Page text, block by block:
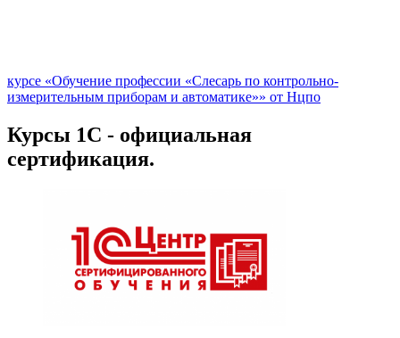
курсе «Обучение профессии «Слесарь по контрольно-
измерительным приборам и автоматике»» от Нцпо
Курсы 1С - официальная
сертификация.